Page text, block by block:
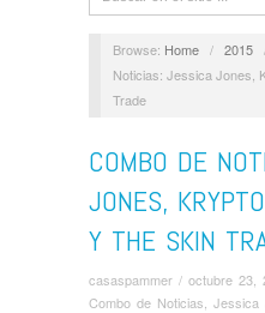
Browse: Home / 2015
Noticias: Jessica Jones,
Trade
COMBO DE
JONES,
Y THE SKIN
casaspammer / octubre 23,
Combo de Noticias Jessica